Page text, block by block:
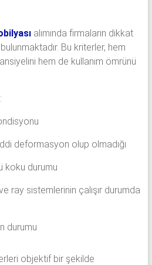
alımında firmaların dikkat
Bu kriterler, hem
hem de kullanım ömrünü
deformasyon olup olmadığı
koku durumu
ray sistemlerinin çalışır durumda
durumu
objektif bir şekilde